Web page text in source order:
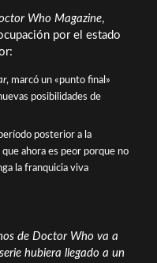
Who Magazine,
por el estado
, marcó un «punto final»
posibilidades de
posterior a la
ahora es peor porque no
la franquicia viva
de Doctor Who va a
hubiera llegado a un